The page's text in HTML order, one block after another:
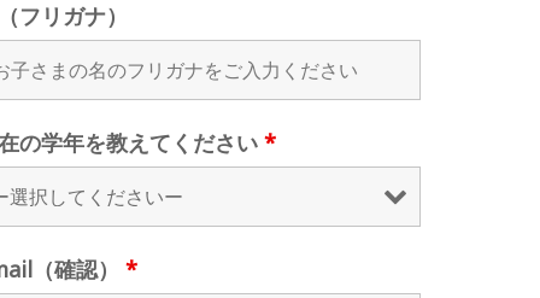
フリガナ）
の学年を教えてください*
（確認）*